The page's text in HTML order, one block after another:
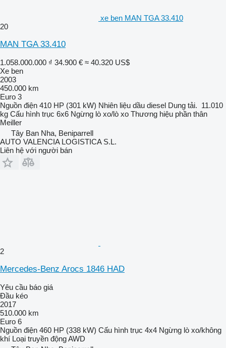
xe ben MAN TGA 33.410
20
MAN TGA 33.410
1.058.000.000 ₫ 34.900 € ≈ 40.320 US$
Xe ben
2003
450.000 km
Euro 3
Nguồn điện 410 HP (301 kW) Nhiên liệu dầu diesel Dung tải. 11.010
kg Cấu hình trục 6x6 Ngừng lò xo/lò xo Thương hiệu phần thân
Meiller
Tây Ban Nha, Beniparrell
AUTO VALENCIA LOGISTICA S.L.
Liên hệ với người bán
2
Mercedes-Benz Arocs 1846 HAD
Yêu cầu báo giá
Đầu kéo
2017
510.000 km
Euro 6
Nguồn điện 460 HP (338 kW) Cấu hình trục 4x4 Ngừng lò xo/không
khí Loại truyền độngAWD